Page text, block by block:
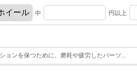
中 円以上
ョンを保つために、磨耗や疲労したパーツ...